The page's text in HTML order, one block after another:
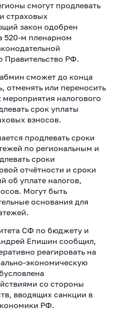
смогут продлевать
страховых
закон одобрен
520-м пленарном
Правительство РФ.
сможет до конца
отменять или переносить
налогового
срок уплаты
взносов.
продлевать сроки
по региональным и
сроки
отчётности и сроки
об уплате налогов,
Могут быть
основания для
СФ по бюджету и
Епишин сообщил,
реагировать на
экономическую
со стороны
вводящих санкции в
РФ.